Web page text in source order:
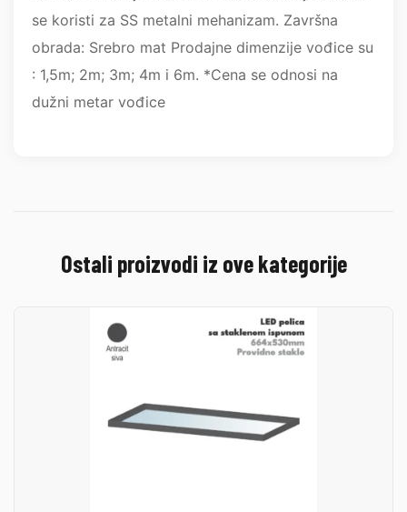
se koristi za SS metalni mehanizam. Završna
obrada: Srebro mat Prodajne dimenzije vođice su
: 1,5m; 2m; 3m; 4m i 6m. *Cena se odnosi na
dužni metar vođice
Ostali proizvodi iz ove kategorije